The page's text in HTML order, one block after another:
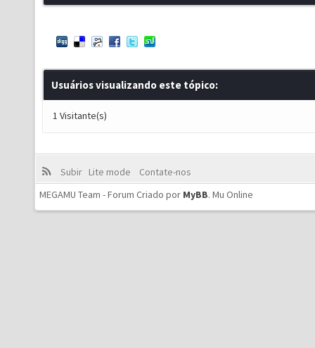
Usuários visualizando este tópico:
1 Visitante(s)
Subir Lite mode
Contate-nos
MEGAMU Team - Forum Criado por MyBB. Mu Online